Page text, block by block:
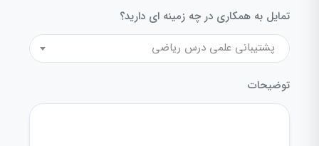
تمایل به همکاری در چه زمینه ای دارید؟
پشتیبانی علمی درس ریاضی
توضیحات